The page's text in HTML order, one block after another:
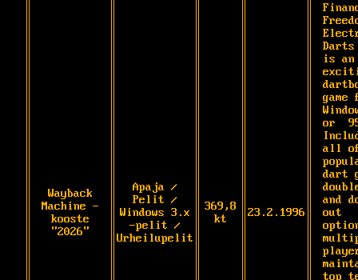
Wayback
Machine -
kooste
"2026"
Apaja /
Pelit /
Windows 3.x
-pelit /
Urheilupelit
369,8
kt
23.2.1996
Darts
is an
game
or
all
dart
and
out
top